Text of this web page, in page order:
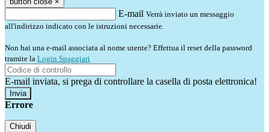
E-mail Verrà inviato un messaggio
all'indirizzo indicato con le istruzioni necessarie.
Non hai una e-mail associata al nome utente? Effettua il reset della password
tramite la Login Spaggiari
E-mail inviata, si prega di controllare la casella di posta elettronica!
Errore
Chiudi